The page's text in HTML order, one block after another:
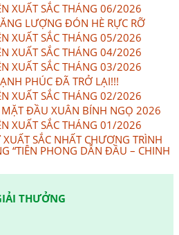
XUẤT SẮC THÁNG 06/2026
LƯỢNG ĐÓN HÈ RỰC RỠ
XUẤT SẮC THÁNG 05/2026
XUẤT SẮC THÁNG 04/2026
XUẤT SẮC THÁNG 03/2026
PHÚC ĐÃ TRỞ LẠI!!!
XUẤT SẮC THÁNG 02/2026
ĐẦU XUÂN BÍNH NGỌ 2026
XUẤT SẮC THÁNG 01/2026
SẮC NHẤT CHƯƠNG TRÌNH
“TIÊN PHONG DẪN ĐẦU – CHINH
THƯỞNG